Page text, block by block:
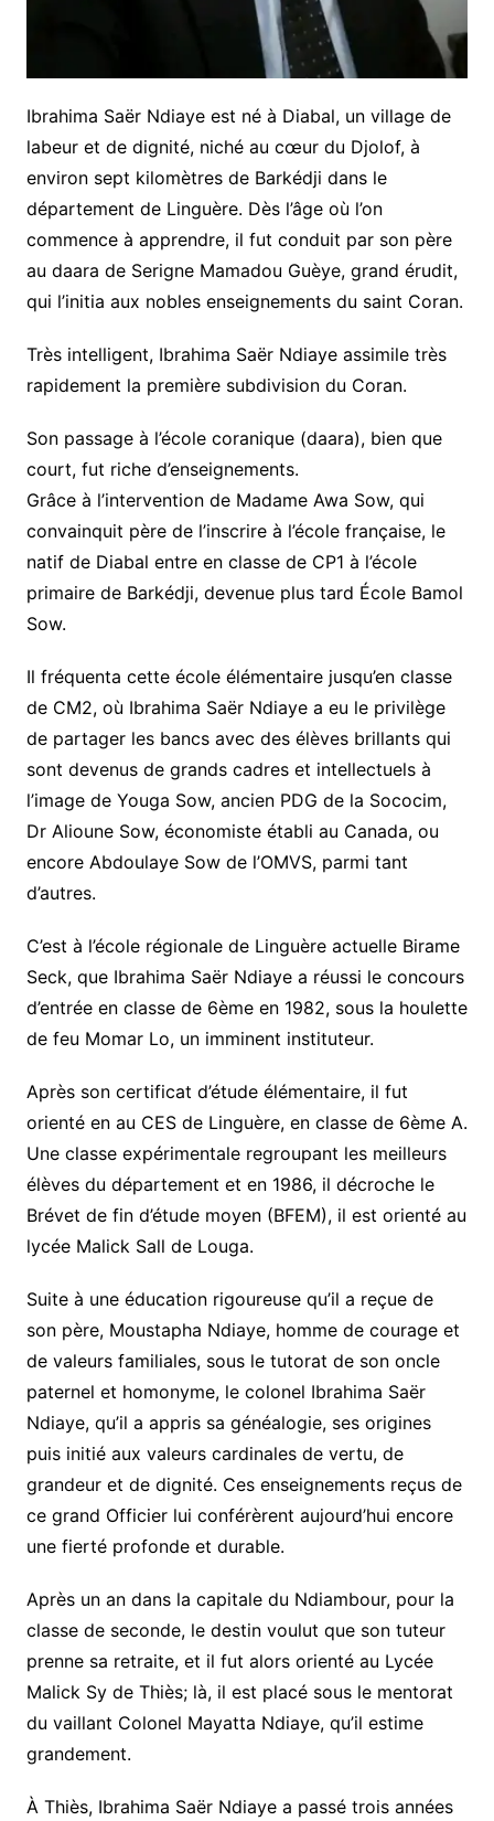
Ibrahima Saër Ndiaye est né à Diabal, un village de
labeur et de dignité, niché au cœur du Djolof, à
environ sept kilomètres de Barkédji dans le
département de Linguère. Dès l’âge où l’on
commence à apprendre, il fut conduit par son père
au daara de Serigne Mamadou Guèye, grand érudit,
qui l’initia aux nobles enseignements du saint Coran.
Très intelligent, Ibrahima Saër Ndiaye assimile très
rapidement la première subdivision du Coran.
Son passage à l’école coranique (daara), bien que
court, fut riche d’enseignements.
Grâce à l’intervention de Madame Awa Sow, qui
convainquit père de l’inscrire à l’école française, le
natif de Diabal entre en classe de CP1 à l’école
primaire de Barkédji, devenue plus tard École Bamol
Sow.
Il fréquenta cette école élémentaire jusqu’en classe
de CM2, où Ibrahima Saër Ndiaye a eu le privilège
de partager les bancs avec des élèves brillants qui
sont devenus de grands cadres et intellectuels à
l’image de Youga Sow, ancien PDG de la Sococim,
Dr Alioune Sow, économiste établi au Canada, ou
encore Abdoulaye Sow de l’OMVS, parmi tant
d’autres.
C’est à l’école régionale de Linguère actuelle Birame
Seck, que Ibrahima Saër Ndiaye a réussi le concours
d’entrée en classe de 6ème en 1982, sous la houlette
de feu Momar Lo, un imminent instituteur.
Après son certificat d’étude élémentaire, il fut
orienté en au CES de Linguère, en classe de 6ème A.
Une classe expérimentale regroupant les meilleurs
élèves du département et en 1986, il décroche le
Brévet de fin d’étude moyen (BFEM), il est orienté au
lycée Malick Sall de Louga.
Suite à une éducation rigoureuse qu’il a reçue de
son père, Moustapha Ndiaye, homme de courage et
de valeurs familiales, sous le tutorat de son oncle
paternel et homonyme, le colonel Ibrahima Saër
Ndiaye, qu’il a appris sa généalogie, ses origines
puis initié aux valeurs cardinales de vertu, de
grandeur et de dignité. Ces enseignements reçus de
ce grand Officier lui conférèrent aujourd’hui encore
une fierté profonde et durable.
Après un an dans la capitale du Ndiambour, pour la
classe de seconde, le destin voulut que son tuteur
prenne sa retraite, et il fut alors orienté au Lycée
Malick Sy de Thiès; là, il est placé sous le mentorat
du vaillant Colonel Mayatta Ndiaye, qu’il estime
grandement.
À Thiès, Ibrahima Saër Ndiaye a passé trois années